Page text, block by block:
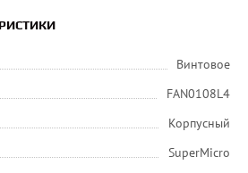
Винтовое
FAN0108L4
Корпусный
SuperMicrо